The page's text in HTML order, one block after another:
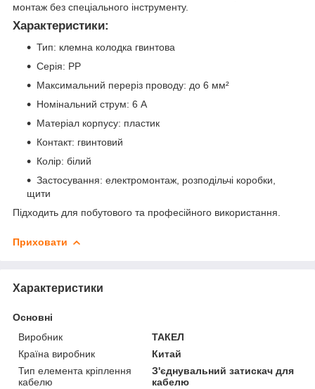
монтаж без спеціального інструменту.
Характеристики:
Тип: клемна колодка гвинтова
Серія: PP
Максимальний переріз проводу: до 6 мм²
Номінальний струм: 6 A
Матеріал корпусу: пластик
Контакт: гвинтовий
Колір: білий
Застосування: електромонтаж, розподільчі коробки,
щити
Підходить для побутового та професійного використання.
Приховати
Характеристики
Основні
Виробник
ТАКЕЛ
Країна виробник
Китай
Тип елемента кріплення
кабелю
З'єднувальний затискач для
кабелю